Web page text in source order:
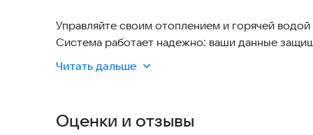
Управляйте своим отоплением и горячей
Система работает надежно: ваши данные
что делает её актуальным выбором для
- Полный контроль над отоплением и подачей
Читать дальше
Оценки и отзывы